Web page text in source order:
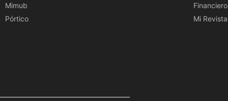
Mimub
Pórtico
Financiero
Mi Revista